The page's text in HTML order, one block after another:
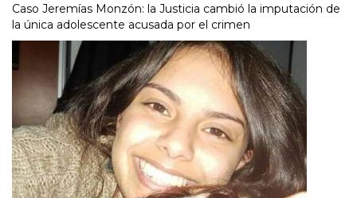
Caso Jeremías Monzón: la Justicia cambió la imputación de
la única adolescente acusada por el crimen